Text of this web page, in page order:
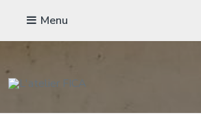
Menu